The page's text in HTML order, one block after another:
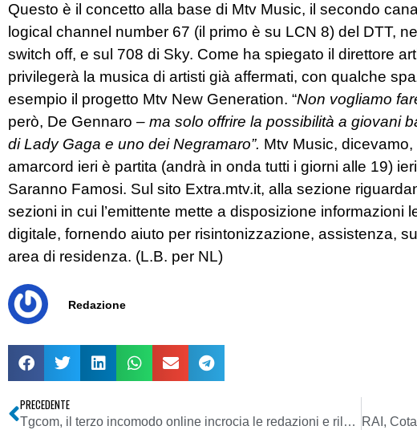
Questo è il concetto alla base di Mtv Music, il secondo
logical channel number 67 (il primo è su LCN 8) del DTT,
switch off, e sul 708 di Sky. Come ha spiegato il direttore
privilegerà la musica di artisti già affermati, con qualche
esempio il progetto Mtv New Generation. “Non vogliamo
però, De Gennaro – ma solo offrire la possibilità a giovani
di Lady Gaga e uno dei Negramaro”. Mtv Music, dicevamo,
amarcord ieri è partita (andrà in onda tutti i giorni alle 19)
Saranno Famosi. Sul sito Extra.mtv.it, alla sezione
sezioni in cui l’emittente mette a disposizione informazioni
digitale, fornendo aiuto per risintonizzazione, assistenza,
area di residenza. (L.B. per NL)
Redazione
PRECEDENTE
Tgcom, il terzo incomodo online incrocia le redazioni e rilancia la sfida per il canale all news